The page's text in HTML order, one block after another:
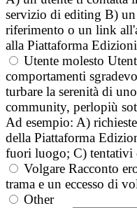
servizio di editing B)
riferimento o un link
alla Piattaforma
Utente molesto
comportamenti
turbare la serenità di
community, perlopiù
Ad esempio: A)
della Piattaforma
fuori luogo; C) tentativi
Volgare Racconto
trama e un eccesso di
Other